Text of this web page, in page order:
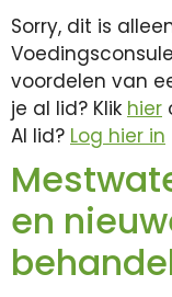
Sorry, dit is
voordelen van
je al lid? Klik hier
Al lid? Log hier in
en